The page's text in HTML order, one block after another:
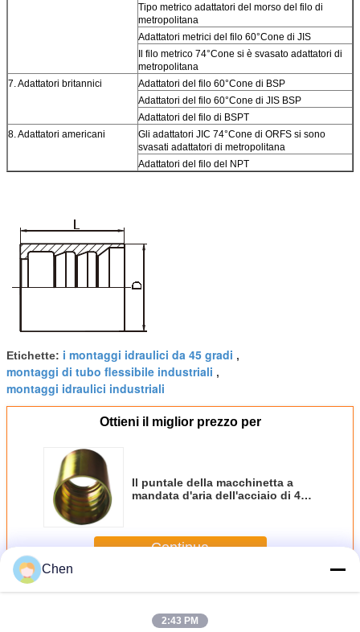
Tipo metrico adattatori del morso del filo di
metropolitana
Adattatori metrici del filo 60°Cone di JIS
Il filo metrico 74°Cone si è svasato adattatori di
metropolitana
7. Adattatori britannici
Adattatori del filo 60°Cone di BSP
Adattatori del filo 60°Cone di JIS BSP
Adattatori del filo di BSPT
8. Adattatori americani
Gli adattatori JIC 74°Cone di ORFS si sono
svasati adattatori di metropolitana
Adattatori del filo del NPT
Etichette: i montaggi idraulici da 45 gradi ,
montaggi di tubo flessibile industriali ,
montaggi idraulici industriali
Ottieni il miglior prezzo per
Il puntale della macchinetta a
mandata d'aria dell'acciaio di 4SP
flessibile
Continua
PiùMontaggi di tubo flessibile idraulici
Chen
2:43 PM